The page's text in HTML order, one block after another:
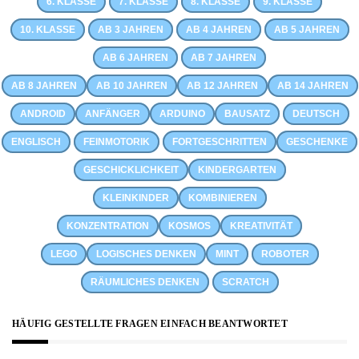
10. KLASSE AB 3 JAHREN AB 4 JAHREN AB 5 JAHREN
AB 6 JAHREN AB 7 JAHREN
AB 8 JAHREN AB 10 JAHREN AB 12 JAHREN AB 14 JAHREN
ANDROID ANFÄNGER ARDUINO BAUSATZ DEUTSCH
ENGLISCH FEINMOTORIK FORTGESCHRITTEN GESCHENKE
GESCHICKLICHKEIT KINDERGARTEN
KLEINKINDER KOMBINIEREN
KONZENTRATION KOSMOS KREATIVITÄT
LEGO LOGISCHES DENKEN MINT ROBOTER
RÄUMLICHES DENKEN SCRATCH
HÄUFIG GESTELLTE FRAGEN EINFACH BEANTWORTET